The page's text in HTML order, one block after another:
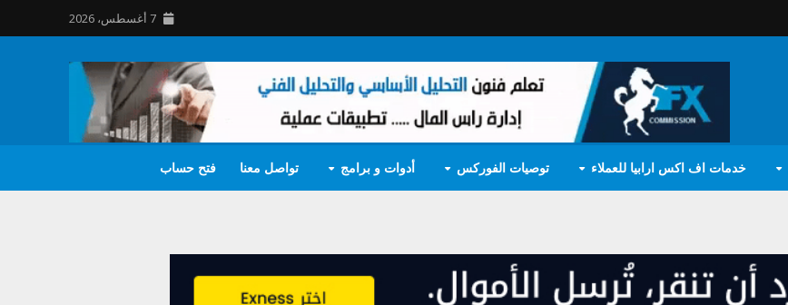
7 أغسطس، 2026
خدمات اف اكس ارابيا للعملاء توصيات الفوركس أدوات و برامج تواصل معنا فتح حساب